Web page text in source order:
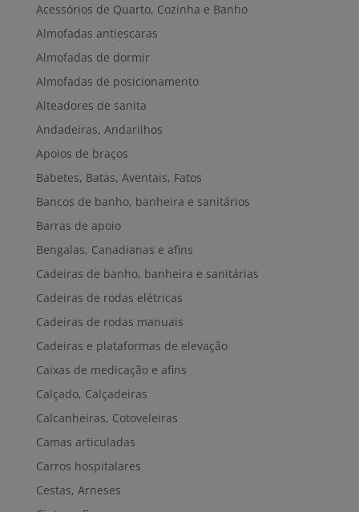
Acessórios de Quarto, Cozinha e Banho
Almofadas antiescaras
Almofadas de dormir
Almofadas de posicionamento
Alteadores de sanita
Andadeiras, Andarilhos
Apoios de braços
Babetes, Batas, Aventais, Fatos
Bancos de banho, banheira e sanitários
Barras de apoio
Bengalas, Canadianas e afins
Cadeiras de banho, banheira e sanitárias
Cadeiras de rodas elétricas
Cadeiras de rodas manuais
Cadeiras e plataformas de elevação
Caixas de medicação e afins
Calçado, Calçadeiras
Calcanheiras, Cotoveleiras
Camas articuladas
Carros hospitalares
Cestas, Arneses